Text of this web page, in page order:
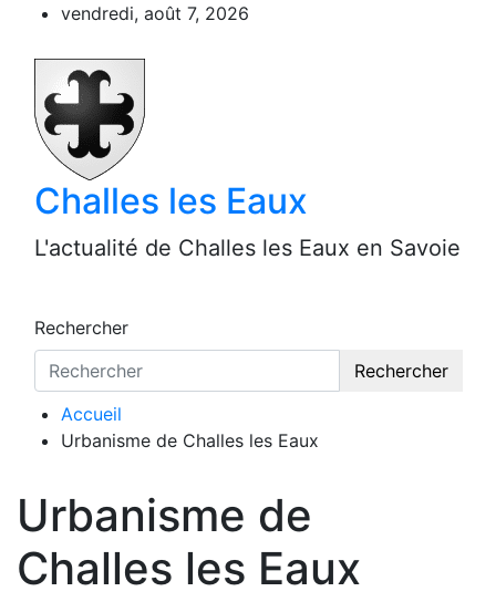
contenu
vendredi, août 7, 2026
Challes les Eaux
L'actualité de Challes les Eaux en Savoie
Rechercher
Rechercher
Accueil
Urbanisme de Challes les Eaux
Urbanisme de
Challes les Eaux